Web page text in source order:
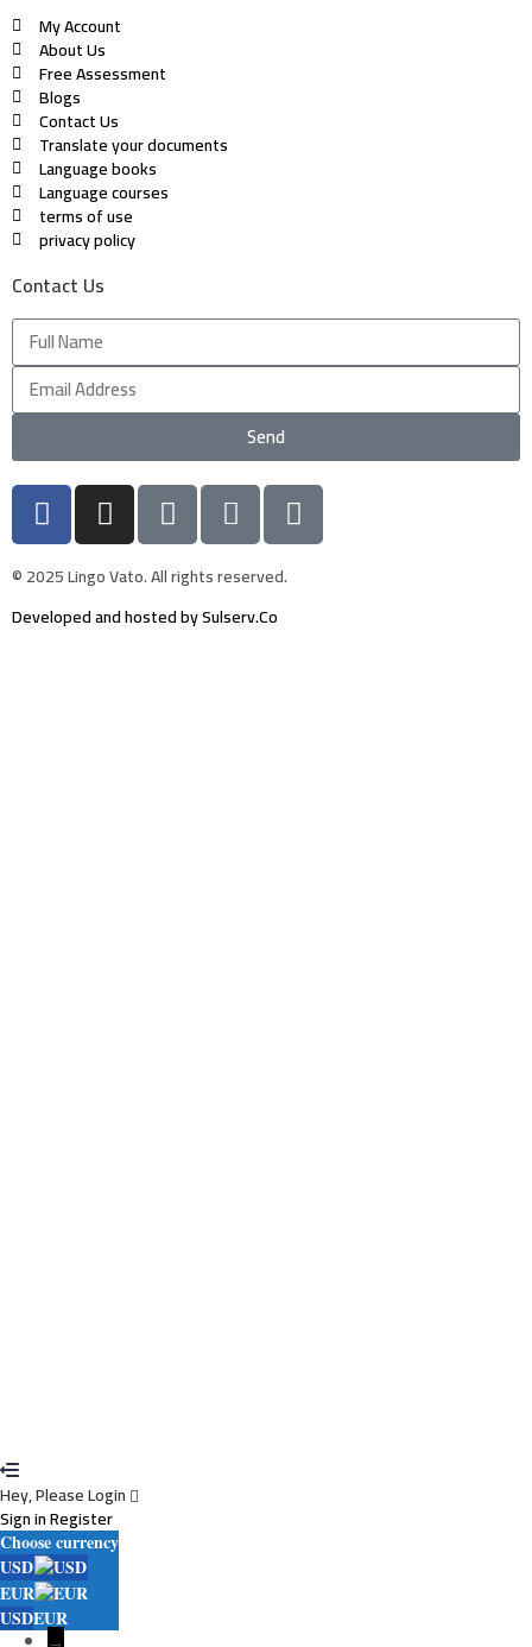
My Account
About Us
Free Assessment
Blogs
Contact Us
Translate your documents
Language books
Language courses
terms of use
privacy policy
Contact Us
Send
© 2025 Lingo Vato. All rights reserved.
Developed and hosted by Sulserv.Co
Hey, Please Login
Sign inRegister
Choose currency
USD
EUR
USDEUR